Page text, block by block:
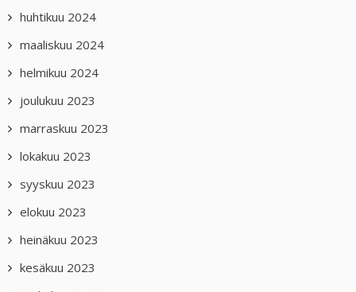
huhtikuu 2024
maaliskuu 2024
helmikuu 2024
joulukuu 2023
marraskuu 2023
lokakuu 2023
syyskuu 2023
elokuu 2023
heinäkuu 2023
kesäkuu 2023